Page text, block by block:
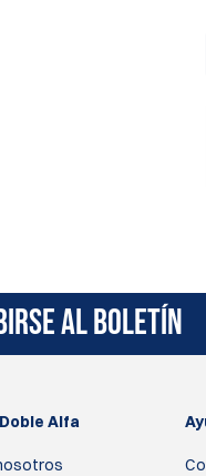
AL BOLETÍN
Alfa